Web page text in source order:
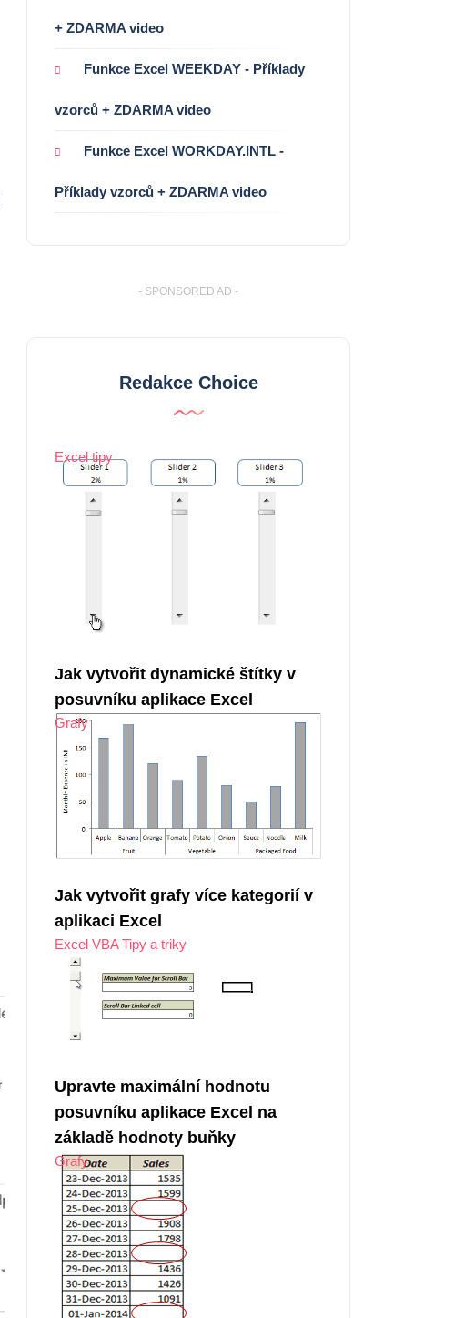
+ ZDARMA video
Funkce Excel WEEKDAY - Příklady
vzorců + ZDARMA video
Funkce Excel WORKDAY.INTL -
Příklady vzorců + ZDARMA video
- SPONSORED AD -
Redakce Choice
Excel tipy
Jak vytvořit dynamické štítky v
posuvníku aplikace Excel
Grafy
Jak vytvořit grafy více kategorií v
aplikaci Excel
Excel VBA Tipy a triky
Upravte maximální hodnotu
posuvníku aplikace Excel na
základě hodnoty buňky
Grafy